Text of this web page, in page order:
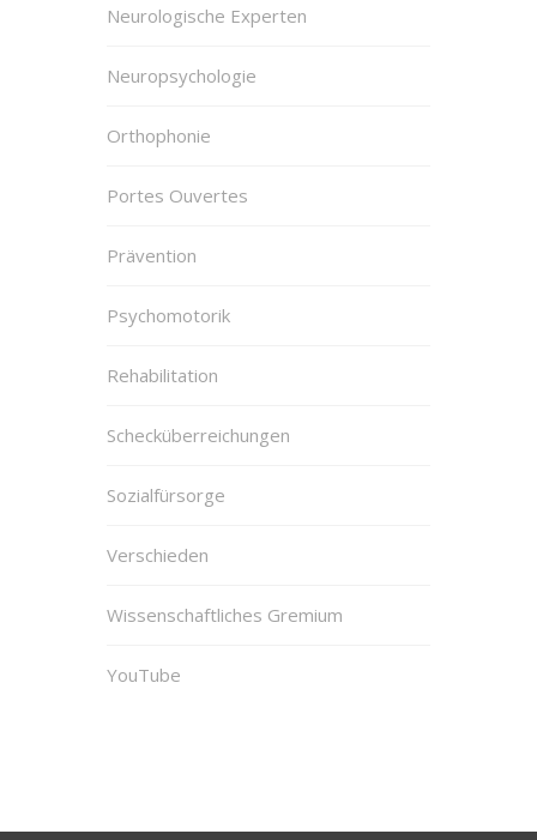
Neurologische Experten
Neuropsychologie
Orthophonie
Portes Ouvertes
Prävention
Psychomotorik
Rehabilitation
Schecküberreichungen
Sozialfürsorge
Verschieden
Wissenschaftliches Gremium
YouTube